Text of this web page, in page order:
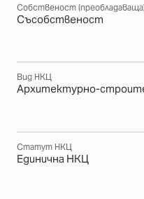
Собственост
Съсобственост
Вид НКЦ
Архитектурно-
Статут НКЦ
Единична НКЦ